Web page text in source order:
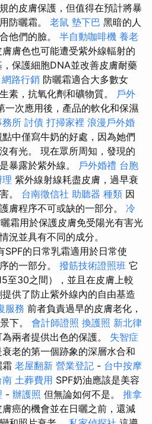
的皮膚保護，但值得在預計將暴
防曬霜。 老鼠 墊下巴 黑暗的人
他們的臉。 半自動咖啡機 養老
膚色也可能遭受紫外線輻射的
保護細胞DNA並改善皮膚耐藥
網路行銷 防曬霜適合大多數女
素，抗氧化劑和礦物質。 戶外
一次應用後，產品的軟化和保濕
務所 討債 打掃家裡 浪漫戶外婚
中僅寫牛奶的好處，因為她們
有光。 現在眾所周知，發現的
暴露於紫外線。 戶外婚禮 台胞
紫外線射線耗盡皮膚，過早衰
。 台南徵信社 助聽器 種類 因
膚程序不可或缺的一部分。 冷
霜用於保護皮膚免受陽光有害光
況並具有不同的成分。
SPF的日常乳霜適用於日常使
的一部分。 撥筋技術證照班 它
至30之間），並且在皮膚上較
供了防止紫外線內的自由基造
服務 前者負責過早的皮膚老化，
下。 會計師證照 換護照 新北律
兩者提供出色的保護。 失智症
老的第一個跡象的深層水合和
老屋翻新 營業登記 - 台中按摩
南 土葬費用 SPF奶油應該是美容
- 辦護照 但無論如何不是。 推拿
癌的機會並在日曬之前，還減